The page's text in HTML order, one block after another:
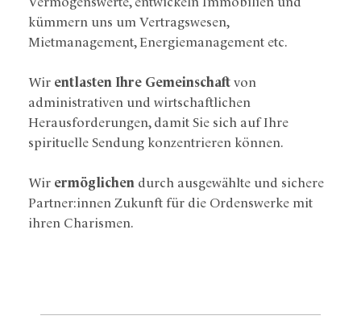
Vermögenswerte, entwickeln Immobilien und
kümmern uns um Vertragswesen,
Mietmanagement, Energiemanagement etc.
Wir entlasten Ihre Gemeinschaft von
administrativen und wirtschaftlichen
Herausforderungen, damit Sie sich auf Ihre
spirituelle Sendung konzentrieren können.
Wir ermöglichen durch ausgewählte und sichere
Partner:innen Zukunft für die Ordenswerke mit
ihren Charismen.